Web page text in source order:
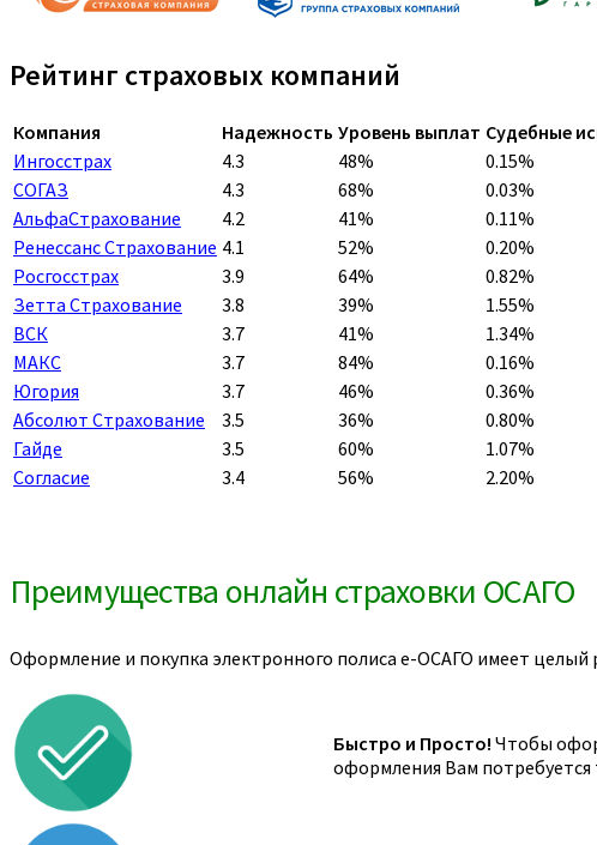
Рейтинг страховых компаний
Компания Надежность Уровень выплат Судебные
Ингосстрах
4.3 48%
0.15%
СОГАЗ
4.3 68%
0.03%
АльфаСтрахование
4.2 41%
0.11%
Ренессанс Страхование 4.1 52%
0.20%
Росгосстрах
3.9 64%
0.82%
Зетта Страхование
3.8 39%
1.55%
ВСК
3.7 41%
1.34%
МАКС
3.7 84%
0.16%
Югория
3.7 46%
0.36%
Абсолют Страхование
3.5 36%
0.80%
Гайде
3.5 60%
1.07%
Согласие
3.4 56%
2.20%
Преимущества онлайн страховки ОСАГО
Оформление и покупка электронного полиса е-ОСАГО имеет
Быстро и Просто! Чтобы
оформления Вам